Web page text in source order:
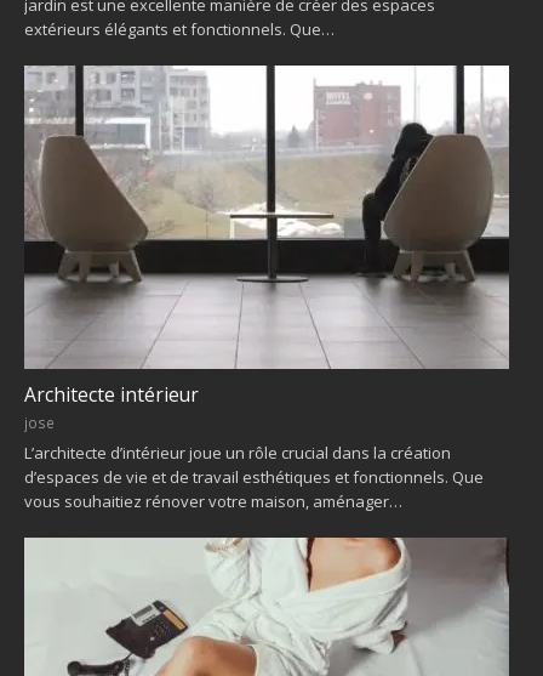
jardin est une excellente manière de créer des espaces
extérieurs élégants et fonctionnels. Que…
Architecte intérieur
jose
L’architecte d’intérieur joue un rôle crucial dans la création
d’espaces de vie et de travail esthétiques et fonctionnels. Que
vous souhaitiez rénover votre maison, aménager…